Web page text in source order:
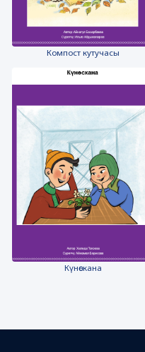
Компост кутучасы
Күнөскана